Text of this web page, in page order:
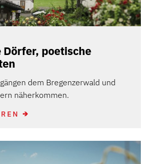
poetische
dem Bregenzerwald und
näherkommen.